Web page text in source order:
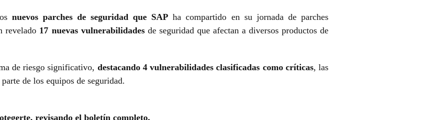
nuevos parches de seguridad que SAP ha compartido en su jornada de parches
revelado 17 nuevas vulnerabilidadesde seguridad que afectan a diversos productos de
de riesgo significativo, destacando 4 vulnerabilidades clasificadas como críticas, las
de los equipos de seguridad.
revisando el boletín completo.